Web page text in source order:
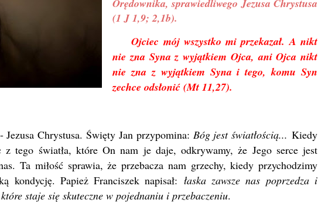
Orędownika, sprawiedliwego Jezusa Chrystusa
(1 J 1,9; 2,1b).
Ojciec mój wszystko mi przekazał. A nikt
nie zna Syna z wyjątkiem Ojca, ani Ojca nikt
nie zna z wyjątkiem Syna i tego, komu Syn
zechce odsłonić (Mt 11,27).
Chrystusa. Święty Jan przypomina: Bóg jest światłością... Kiedy
z tego światła, które On nam je daje, odkrywamy, że Jego serce jest
Ta miłość sprawia, że przebacza nam grzechy, kiedy przychodzimy
kondycję. Papież Franciszek napisał: łaska zawsze nas poprzedza i
staje się skuteczne w pojednaniu i przebaczeniu.